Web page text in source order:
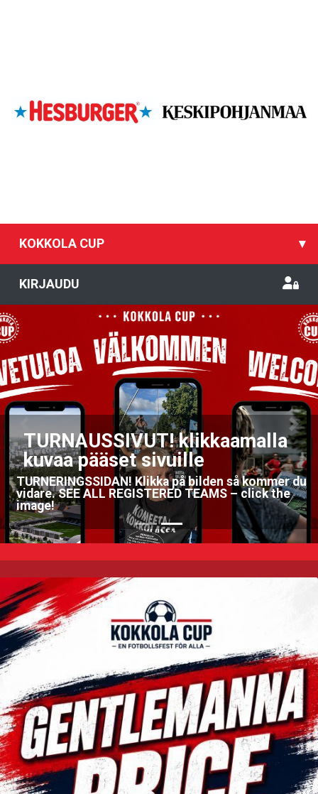
KOKKOLA CUP ▾
KIRJAUDU
KIITOS!
FOR THIS
klikkaamalla
sivuille
Klikka på bilden så kommer du
TEAMS – click the